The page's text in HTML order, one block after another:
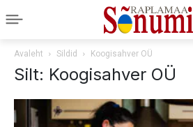
Avaleht Sildid Koogisahver OÜ
Silt: Koogisahver OÜ